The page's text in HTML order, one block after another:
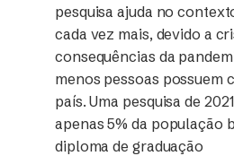
pesquisa ajuda no
cada vez mais, devido a
consequências da
menos pessoas possuem
país.Uma pesquisa de 2021
apenas 5% da população
diploma de graduação